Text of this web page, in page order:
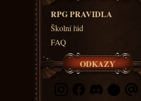
RPG PRAVIDLA
Školní řád
FAQ
ODKAZY